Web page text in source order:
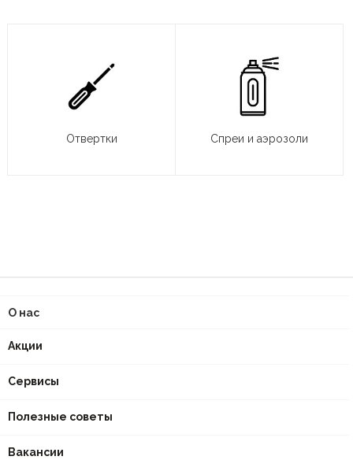
Отвертки Спреи и аэрозоли
О нас
Акции
Сервисы
Полезные советы
Вакансии